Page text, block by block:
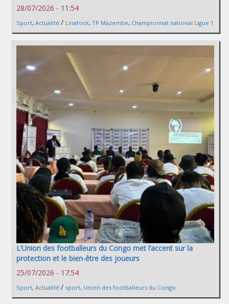
28/07/2026 - 11:54
Sport, Actualité / Linafoot, TP Mazembe, Championnat national Ligue 1
L’Union des footballeurs du Congo met l’accent sur la
protection et le bien-être des joueurs
25/07/2026 - 17:54
Sport, Actualité / sport, Union des footballeurs du Congo